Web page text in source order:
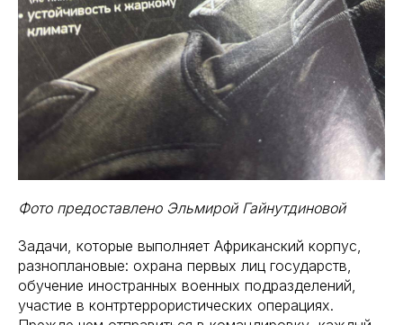
Фото предоставлено Эльмирой Гайнутдиновой
Задачи, которые выполняет Африканский корпус,
разноплановые: охрана первых лиц государств,
обучение иностранных военных подразделений,
участие в контртеррористических операциях.